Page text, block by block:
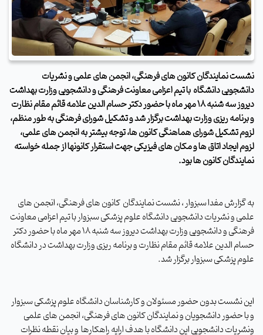
نشست نمایندگان کانون های فرهنگی، انجمن های علمی و نشریات
دانشجویی دانشگاه با تیم اعزامی معاونت فرهنگی و دانشجویی وزارت بهداشت
دیروز سه شنبه۱۸مهر ماه با حضور دکتر حسام الدین علامه قائم مقام نظارت
و برنامه ریزی وزارت بهداشت برگزار شدو تشکیل شورای فرهنگی به طور منظم،
لزوم تشکیل شورای هماهنگی کانون ها، توجه بیشتر به انجمن های علمی،
لزوم ایجاد اتاق ها و مکان های فیزیکی جهت استقرار کانونها از جمله خواسته
نمایندگان کانون ها بود.
به گزارش مفدا سبزوار ، نشست نمایندگان کانون های فرهنگی، انجمن های
علمی و نشریات دانشجویی دانشگاه علوم پزشکی سبزوار با تیم اعزامی معاونت
فرهنگی و دانشجویی وزارت بهداشت دیروز سه شنبه۱۸مهر ماه با حضور دکتر
حسام الدین علامه قائم مقام نظارت و برنامه ریزی وزارت بهداشت در دانشگاه
علوم پزشکی سبزوار برگزار شد.
این نشست بدون حضور مسئولان و کارشناسان دانشگاه علوم پزشکی سبزوار
و با حضور دانشجویان و نمایندگان کانون های فرهنگی، انجمن های علمی
ونشریات دانشجویی این دانشگاه با هدف ارایه راهکارها و بیان نقطه نظرات